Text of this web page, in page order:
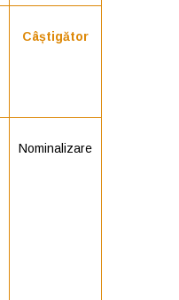
Câștigător
Nominalizare